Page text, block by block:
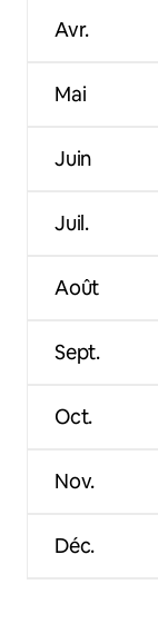
Avr.
Mai
Juin
Juil.
Août
Sept.
Oct.
Nov.
Déc.